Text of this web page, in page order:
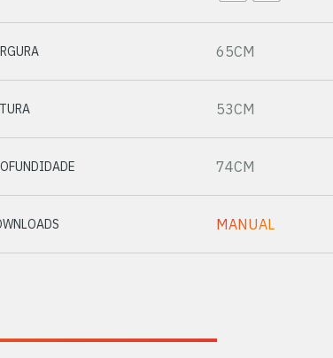
65CM
53CM
74CM
MANUAL